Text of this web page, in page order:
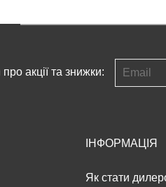
акції та знижки:
ІНФОРМАЦІЯ
Як стати